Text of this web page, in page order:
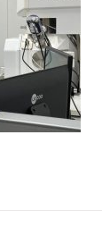
放芳华